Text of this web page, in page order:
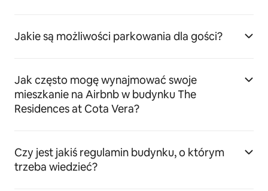
Jakie są możliwości parkowania dla gości?
Jak często mogę wynajmować swoje
mieszkanie na Airbnb w budynku The
Residences at Cota Vera?
Czy jest jakiś regulamin budynku, o którym
trzeba wiedzieć?